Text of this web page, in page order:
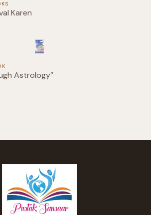
Karen
Astrology”